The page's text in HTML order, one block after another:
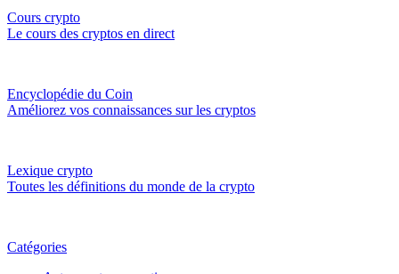
Cours crypto
Le cours des cryptos en direct
Encyclopédie du Coin
Améliorez vos connaissances sur les cryptos
Lexique crypto
Toutes les définitions du monde de la crypto
Catégories